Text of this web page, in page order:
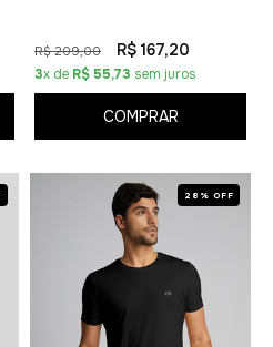
R$ 209,00 R$ 167,20
3x de R$ 55,73 sem juros
COMPRAR
28% OFF